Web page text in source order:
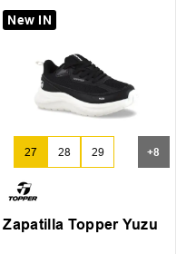
New IN
27 28 29 +8
Zapatilla Topper Yuzu